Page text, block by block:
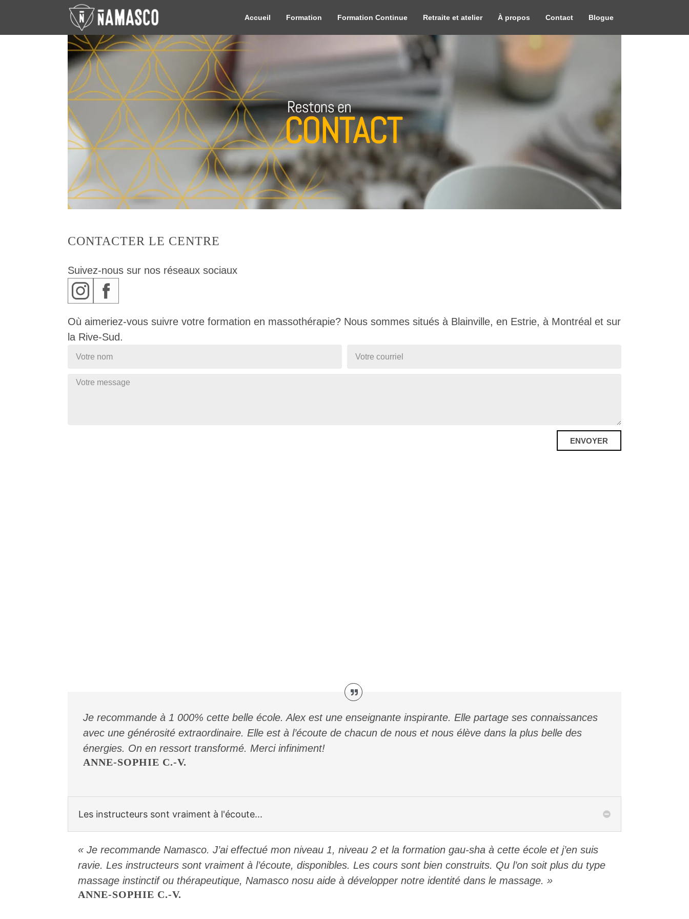
Accueil Formation Formation Continue Retraite et atelier À propos Contact Blogue
CONTACTER LE CENTRE
Suivez-nous sur nos réseaux sociaux
Où aimeriez-vous suivre votre formation en massothérapie? Nous sommes situés à Blainville, en Estrie, à Montréal et sur
la Rive-Sud.
ENVOYER
Je recommande à 1 000% cette belle école. Alex est une enseignante inspirante. Elle partage ses connaissances
avec une générosité extraordinaire. Elle est à l’écoute de chacun de nous et nous élève dans la plus belle des
énergies. On en ressort transformé. Merci infiniment!
ANNE-SOPHIE C.-V.
Les instructeurs sont vraiment à l'écoute...
« Je recommande Namasco. J’ai effectué mon niveau 1, niveau 2 et la formation gau-sha à cette école et j’en suis
ravie. Les instructeurs sont vraiment à l’écoute, disponibles. Les cours sont bien construits. Qu l’on soit plus du type
massage instinctif ou thérapeutique, Namasco nosu aide à développer notre identité dans le massage. »
ANNE-SOPHIE C.-V.